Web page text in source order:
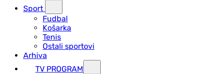
Sport
Fudbal
Košarka
Tenis
Ostali sportovi
Arhiva
TV PROGRAM